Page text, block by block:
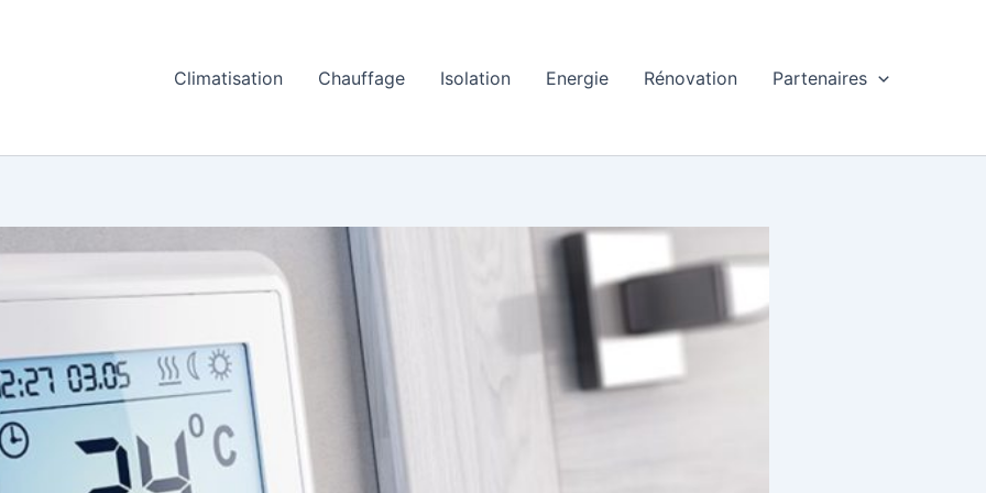
Climatisation Chauffage Isolation Energie Rénovation Partenaires